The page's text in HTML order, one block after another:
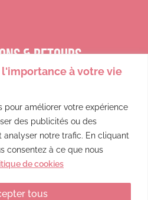
à votre vie
pour améliorer votre expérience
des publicités ou des
analyser notre trafic. En cliquant
consentez à ce que nous
de cookies
tous
& RETOURS